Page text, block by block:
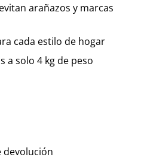
arañazos y marcas
cada estilo de hogar
a solo 4 kg de peso
devolución